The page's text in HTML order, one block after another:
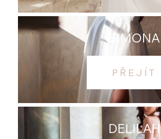
SIMONA
PŘEJÍT
DELILAH